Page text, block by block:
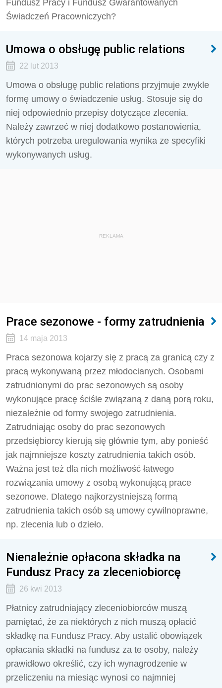
Fundusz Pracy i Fundusz Gwarantowanych
Świadczeń Pracowniczych?
Umowa o obsługę public relations
22 lut 2013
Umowa o obsługę public relations przyjmuje zwykle
formę umowy o świadczenie usług. Stosuje się do
niej odpowiednio przepisy dotyczące zlecenia.
Należy zawrzeć w niej dodatkowo postanowienia,
których potrzeba uregulowania wynika ze specyfiki
wykonywanych usług.
REKLAMA
Prace sezonowe - formy zatrudnienia
14 maja 2013
Praca sezonowa kojarzy się z pracą za granicą czy z
pracą wykonywaną przez młodocianych. Osobami
zatrudnionymi do prac sezonowych są osoby
wykonujące pracę ściśle związaną z daną porą roku,
niezależnie od formy swojego zatrudnienia.
Zatrudniając osoby do prac sezonowych
przedsiębiorcy kierują się głównie tym, aby ponieść
jak najmniejsze koszty zatrudnienia takich osób.
Ważna jest też dla nich możliwość łatwego
rozwiązania umowy z osobą wykonującą prace
sezonowe. Dlatego najkorzystniejszą formą
zatrudnienia takich osób są umowy cywilnoprawne,
np. zlecenia lub o dzieło.
Nienależnie opłacona składka na
Fundusz Pracy za zleceniobiorcę
26 kwi 2013
Płatnicy zatrudniający zleceniobiorców muszą
pamiętać, że za niektórych z nich muszą opłacić
składkę na Fundusz Pracy. Aby ustalić obowiązek
opłacania składki na fundusz za te osoby, należy
prawidłowo określić, czy ich wynagrodzenie w
przeliczeniu na miesiąc wynosi co najmniej